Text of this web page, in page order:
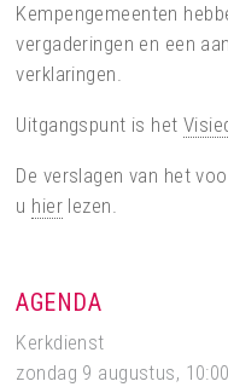
Kempengemeenten
vergaderingen en een
verklaringen.
Uitgangspunt is het
De verslagen van het
u hier lezen.
AGENDA
Kerkdienst
zondag 9 augustus,